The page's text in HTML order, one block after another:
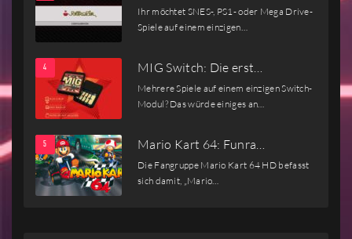
Ihr möchtet SNES-, PS1- oder Mega Drive-
Spiele auf einem einzigen…
MIG Switch: Die erst…
Mehrere Spiele auf einem einzigen Switch-
Modul? Das würde einiges an…
Mario Kart 64: Funra…
Die Fangruppe Mario Kart 64 HD befasst
sich damit, „Mario…